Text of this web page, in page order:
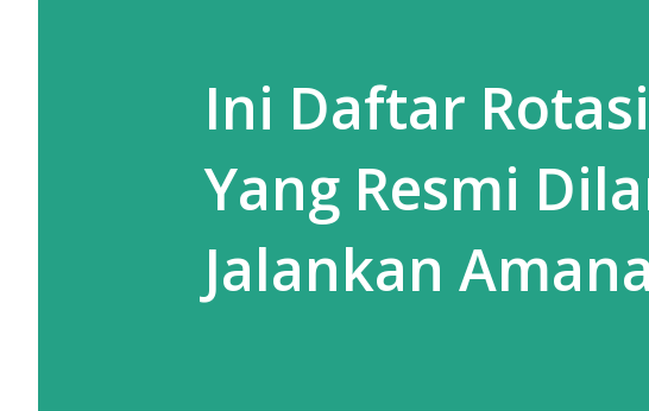
Ini Daftar
Yang Resmi
Jalankan